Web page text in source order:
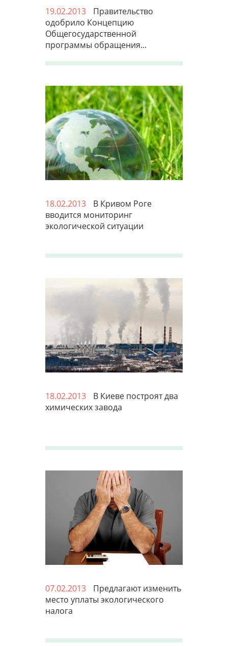
19.02.2013
Правительство
одобрило Концепцию
Общегосударственной
программы обращения...
18.02.2013
В Кривом Роге
вводится мониторинг
экологической ситуации
18.02.2013
В Киеве построят два
химических завода
07.02.2013
Предлагают изменить
место уплаты экологического
налога